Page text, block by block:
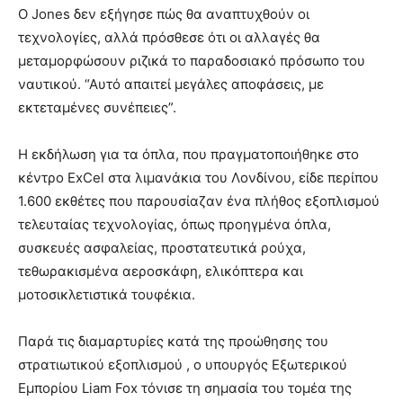
Ο Jones δεν εξήγησε πώς θα αναπτυχθούν οι
τεχνολογίες, αλλά πρόσθεσε ότι οι αλλαγές θα
μεταμορφώσουν ριζικά το παραδοσιακό πρόσωπο του
ναυτικού. “Αυτό απαιτεί μεγάλες αποφάσεις, με
εκτεταμένες συνέπειες”.
Η εκδήλωση για τα όπλα, που πραγματοποιήθηκε στο
κέντρο ExCel στα λιμανάκια του Λονδίνου, είδε περίπου
1.600 εκθέτες που παρουσίαζαν ένα πλήθος εξοπλισμού
τελευταίας τεχνολογίας, όπως προηγμένα όπλα,
συσκευές ασφαλείας, προστατευτικά ρούχα,
τεθωρακισμένα αεροσκάφη, ελικόπτερα και
μοτοσικλετιστικά τουφέκια.
Παρά τις διαμαρτυρίες κατά της προώθησης του
στρατιωτικού εξοπλισμού , ο υπουργός Εξωτερικού
Εμπορίου Liam Fox τόνισε τη σημασία του τομέα της